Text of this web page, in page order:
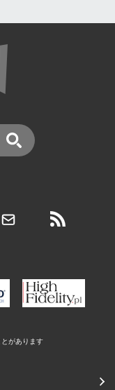
があります